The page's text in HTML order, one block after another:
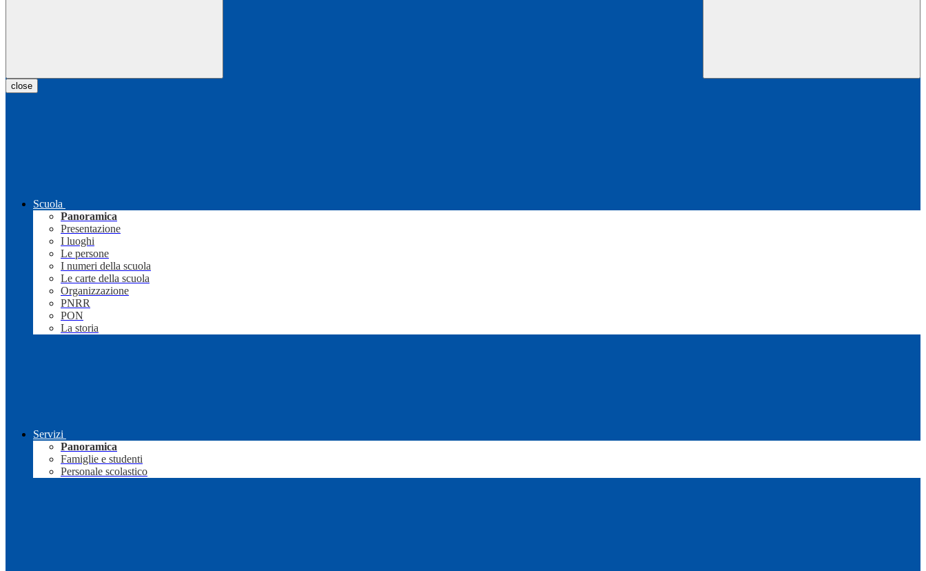
close
Scuola
Panoramica
Presentazione
I luoghi
Le persone
I numeri della scuola
Le carte della scuola
Organizzazione
PNRR
PON
La storia
Servizi
Panoramica
Famiglie e studenti
Personale scolastico